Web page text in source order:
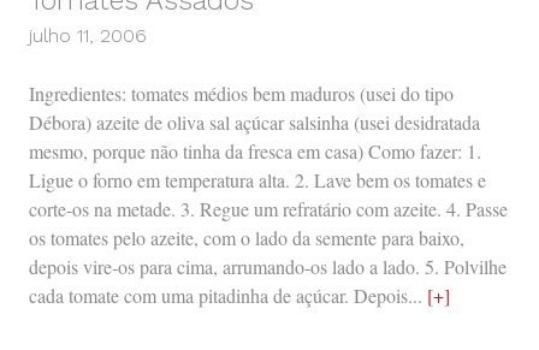
julho 11, 2006
Ingredientes: tomates médios bem maduros (usei do tipo
Débora) azeite de oliva sal açúcar salsinha (usei desidratada
mesmo, porque não tinha da fresca em casa) Como fazer: 1.
Ligue o forno em temperatura alta. 2. Lave bem os tomates e
corte-os na metade. 3. Regue um refratário com azeite. 4. Passe
os tomates pelo azeite, com o lado da semente para baixo,
depois vire-os para cima, arrumando-os lado a lado. 5. Polvilhe
cada tomate com uma pitadinha de açúcar. Depois... [+]